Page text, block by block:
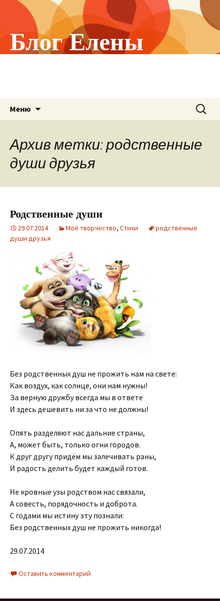
Блог Елены
Холстининой
Меню Найти:
Архив метки: родственные
души друзья
Родственные души
29.07.2014 Моё творчество, Стихи
родственные
души друзья
Без родственных душ не прожить нам на свете:
Как воздух, как солнце, они нам нужны!
За верную дружбу всегда мы в ответе
И здесь дешевить ни за что не должны!
Опять разделяют нас дальние страны,
А, может быть, только огни городов.
К друг другу придём мы залечивать раны,
И радость делить будет каждый готов.
Не кровные узы родством нас связали,
А совесть, порядочность и доброта.
С годами мы истину эту познали:
Без родственных душ не прожить никогда!
29.07.2014
Оставить комментарий